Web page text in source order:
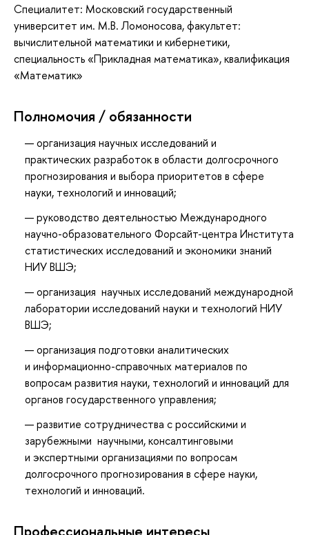
Специалитет: Московский государственный
университет им. М.В. Ломоносова, факультет:
вычислительной математики и кибернетики,
специальность «Прикладная математика», квалификация
«Математик»
Полномочия / обязанности
организация научных исследований и
практических разработок в области долгосрочного
прогнозирования и выбора приоритетов в сфере
науки, технологий и инноваций;
руководство деятельностью Международного
научно-образовательного Форсайт-центра Института
статистических исследований и экономики знаний
НИУ ВШЭ;
организация научных исследований международной
лаборатории исследований науки и технологий НИУ
ВШЭ;
организация подготовки аналитических
и информационно-справочных материалов по
вопросам развития науки, технологий и инноваций для
органов государственного управления;
развитие сотрудничества с российскими и
зарубежными научными, консалтинговыми
и экспертными организациями по вопросам
долгосрочного прогнозирования в сфере науки,
технологий и инноваций.
Профессиональные интересы